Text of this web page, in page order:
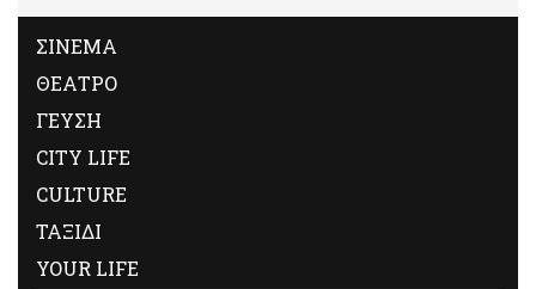
ΣΙΝΕΜΑ
ΘΕΑΤΡΟ
ΓΕΥΣΗ
CITY LIFE
CULTURE
ΤΑΞΙΔΙ
YOUR LIFE